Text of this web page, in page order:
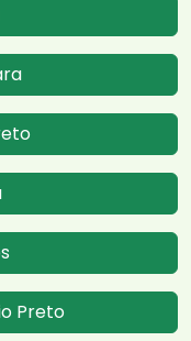
Preto